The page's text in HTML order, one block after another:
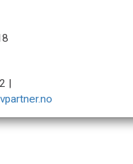
|